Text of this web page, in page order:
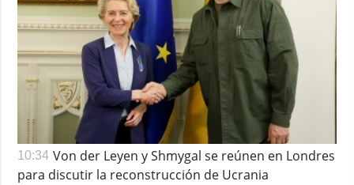
10:34 Von der Leyen y Shmygal se reúnen en Londres
para discutir la reconstrucción de Ucrania